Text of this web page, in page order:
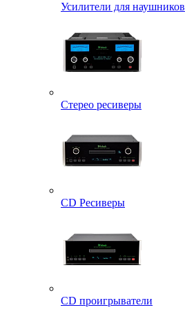
Усилители для наушников
Стерео ресиверы
CD Ресиверы
CD проигрыватели